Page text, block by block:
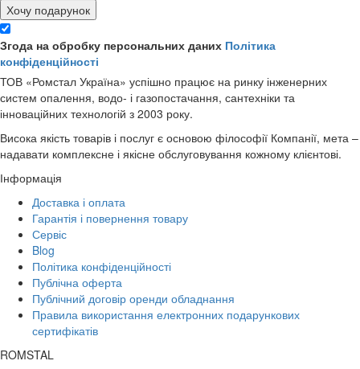
Хочу подарунок
Згода на обробку персональних даних Політика
конфіденційності
ТОВ «Ромстал Україна» успішно працює на ринку інженерних
систем опалення, водо- і газопостачання, сантехніки та
інноваційних технологій з 2003 року.
Висока якість товарів і послуг є основою філософії Компанії, мета –
надавати комплексне і якісне обслуговування кожному клієнтові.
Інформація
Доставка і оплата
Гарантія і повернення товару
Сервіс
Blog
Політика конфіденційності
Публічна оферта
Публічний договір оренди обладнання
Правила використання електронних подарункових
сертифікатів
ROMSTAL